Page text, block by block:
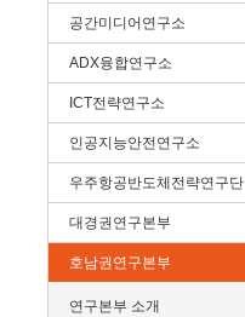
공간미디어연구소
ADX융합연구소
ICT전략연구소
인공지능안전연구소
우주항공반도체전략연구단
대경권연구본부
호남권연구본부
연구본부 소개